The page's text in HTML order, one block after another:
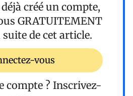
créé un compte,
GRATUITEMENT
de cet article.
vous
compte ? Inscrivez-